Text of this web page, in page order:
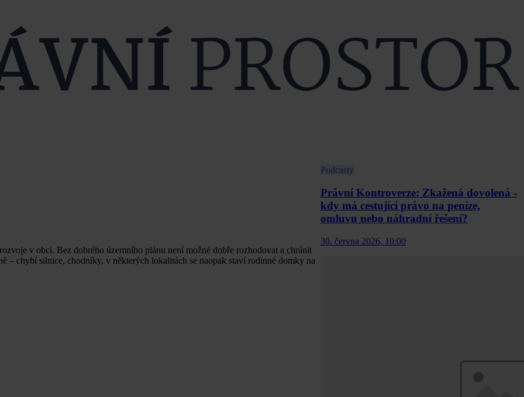
v obci. Bez dobrého územního plánu není možné dobře rozhodovat a chránit
– chybí silnice, chodníky, v některých lokalitách se naopak staví rodinné domky na
Podcasty
Právní Kontroverze: Zkažená dovolená -
kdy má cestující právo na peníze,
omluvu nebo náhradní řešení?
30. června 2026, 10:00